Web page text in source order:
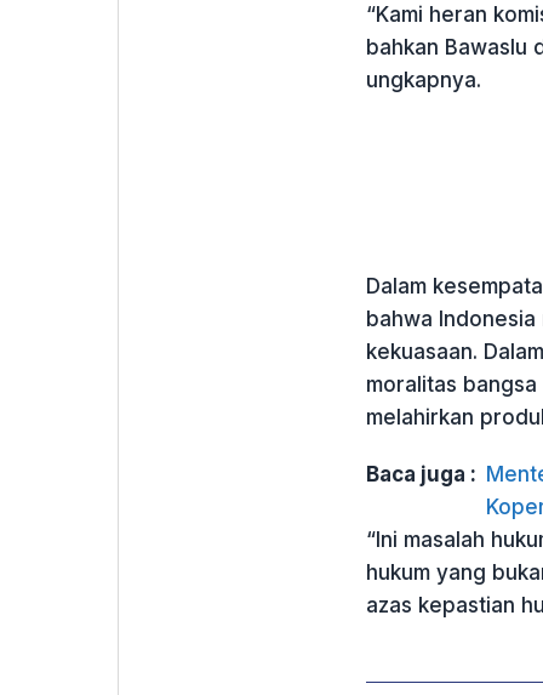
“Kami heran
bahkan Bawaslu
ungkapnya.
Dalam
bahwa
kekuasaan.
moralitas
melahirkan
Baca juga :
“Ini masalah
hukum yang
azas kepastian